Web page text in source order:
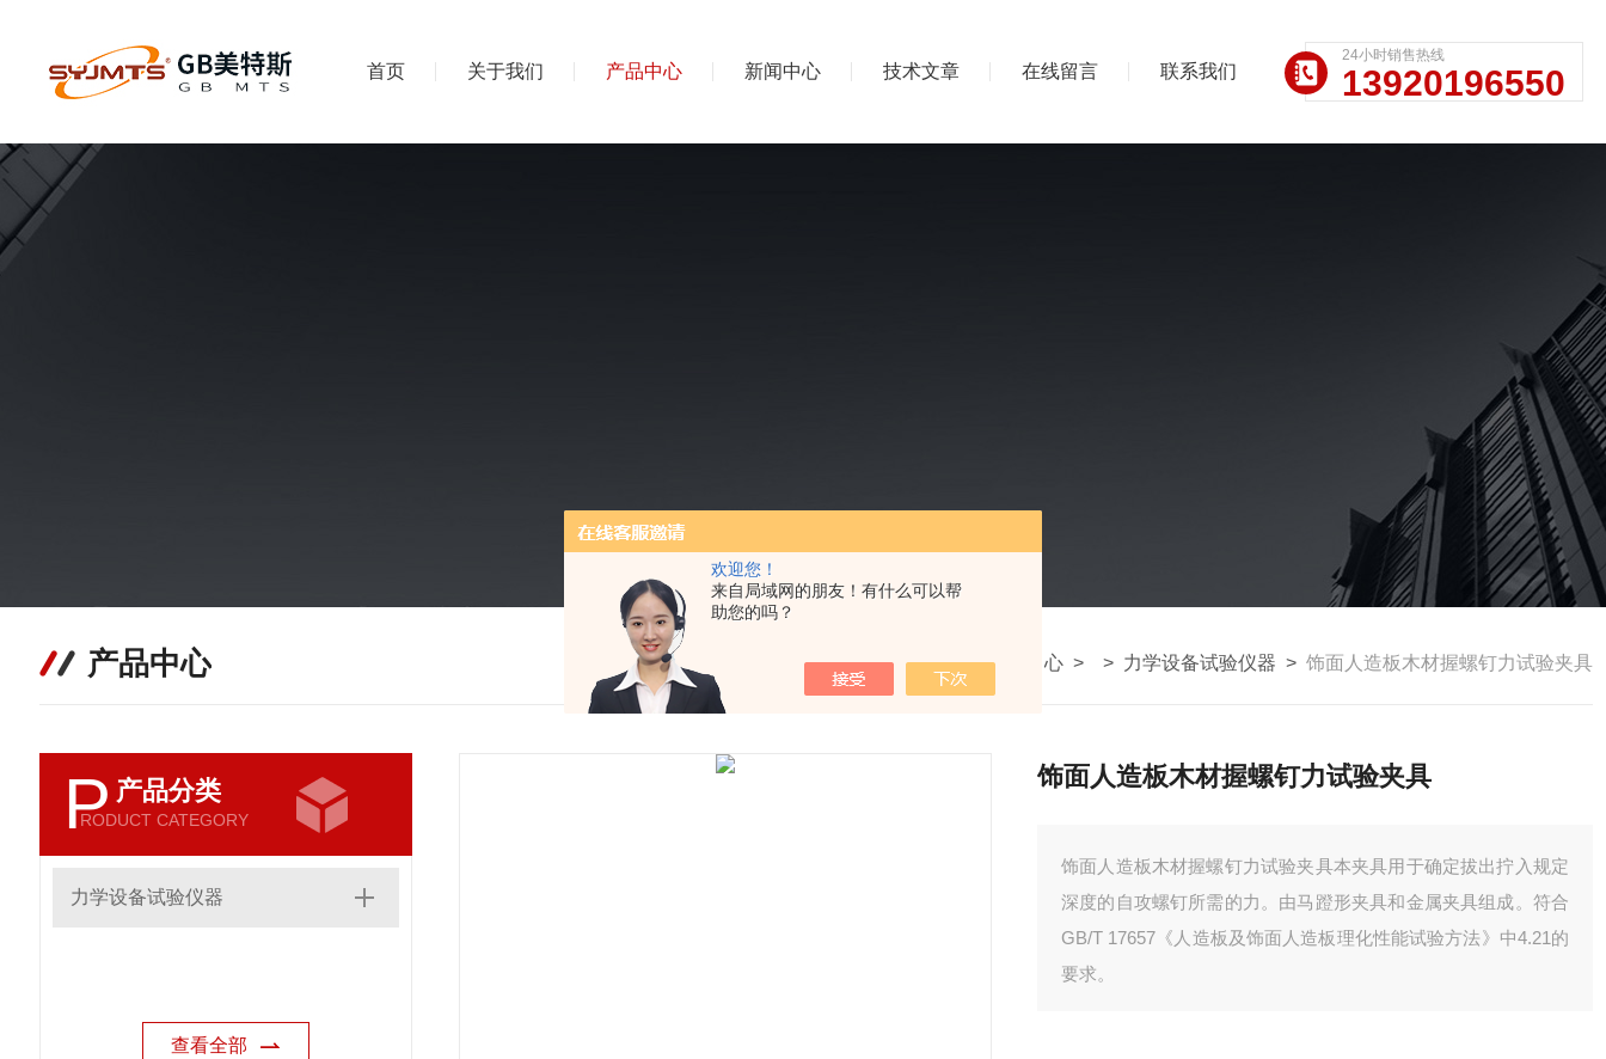
欢迎您！
来自局域网的朋友！有什么可以帮
助您的吗？
首页 关于我们 产品中心 新闻中心 技术文章 在线留言 联系我们
24小时销售热线
13920196550
产品中心 我的位置：首页>产品中心 > > 力学设备试验仪器 > 饰面人造板木材握螺钉力试验夹具
P 产品分类
RODUCT CATEGORY
力学设备试验仪器
查看全部
饰面人造板木材握螺钉力试验夹具
饰面人造板木材握螺钉力试验夹具本夹具用于确定拔出拧入规定
深度的自攻螺钉所需的力。由马蹬形夹具和金属夹具组成。符合
GB/T 17657《人造板及饰面人造板理化性能试验方法》中4.21的
要求。